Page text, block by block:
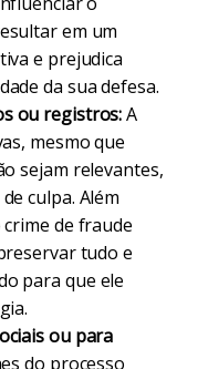
em um
e prejudica
da sua defesa.
ou registros:A
mesmo que
sejam relevantes,
culpa. Além
de fraude
tudo e
para que ele
ou para
do processo